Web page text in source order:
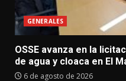
GENERALES
OSSE avanza en la
de agua y cloaca en El
6 de agosto de 2026